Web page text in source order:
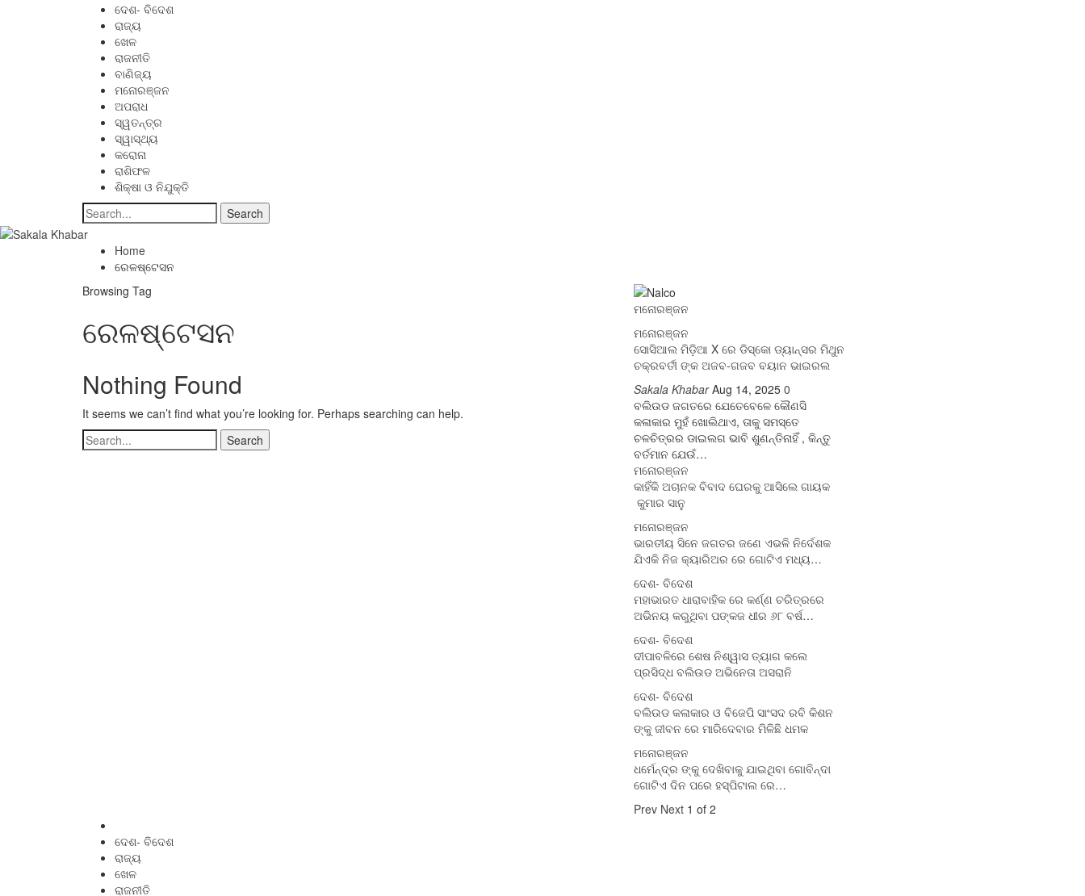
ଦେଶ- ବିଦେଶ
ରାଜ୍ୟ
ଖେଳ
ରାଜନୀତି
ବାଣିଜ୍ୟ
ମନୋରଞ୍ଜନ
ଅପରାଧ
ସ୍ୱତନ୍ତ୍ର
ସ୍ୱାସ୍ଥ୍ୟ
କରୋନା
ରାଶିଫଳ
ଶିକ୍ଷା ଓ ନିଯୁକ୍ତି
Home
ରେଳଷ୍ଟେସନ
Browsing Tag
ରେଳଷ୍ଟେସନ
Nothing Found
It seems we can’t find what you’re looking for. Perhaps searching can help.
ମନୋରଞ୍ଜନ
ମନୋରଞ୍ଜନ
ସୋସିଆଲ ମିଡ଼ିଆ X ରେ ଡିସ୍କୋ ଡ୍ୟାନ୍ସର ମିଥୁନ
ଚକ୍ରବର୍ତୀ ଙ୍କ ଅଜବ-ଗଜବ ବୟାନ ଭାଇରଲ
Sakala KhabarAug 14, 2025 0
ବଲିଉଡ ଜଗତରେ ଯେତେବେଳେ କୌଣସି
କଳାକାର ମୁହଁ ଖୋଲିଥାଏ, ତାକୁ ସମସ୍ତେ
ଚଳଚିତ୍ରର ଡାଇଲଗ ଭାବି ଶୁଣନ୍ତିନାହିଁ , କିନ୍ତୁ
ବର୍ତମାନ ଯେଉଁ…
ମନୋରଞ୍ଜନ
କାହିଁକି ଅଚାନକ ବିବାଦ ଘେରକୁ ଆସିଲେ ଗାୟକ
କୁମାର ସାନୁ
ମନୋରଞ୍ଜନ
ଭାରତୀୟ ସିନେ ଜଗତର ଜଣେ ଏଭଳି ନିର୍ଦେଶକ
ଯିଏକି ନିଜ କ୍ୟାରିଅର ରେ ଗୋଟିଏ ମଧ୍ୟ…
ଦେଶ- ବିଦେଶ
ମହାଭାରତ ଧାରାବାହିକ ରେ କର୍ଣ୍ଣ ଚରିତ୍ରରେ
ଅଭିନୟ କରୁଥିବା ପଙ୍କଜ ଧୀର ୬୮ ବର୍ଷ…
ଦେଶ- ବିଦେଶ
ଦୀପାବଳିରେ ଶେଷ ନିଶ୍ୱାସ ତ୍ୟାଗ କଲେ
ପ୍ରସିଦ୍ଧ ବଲିଉଡ ଅଭିନେତା ଅସରାନି
ଦେଶ- ବିଦେଶ
ବଲିଉଡ କଳାକାର ଓ ବିଜେପି ସାଂସଦ ରବି କିଶନ
ଙ୍କୁ ଜୀବନ ରେ ମାରିଦେବାର ମିଳିଛି ଧମକ
ମନୋରଞ୍ଜନ
ଧର୍ମେନ୍ଦ୍ର ଙ୍କୁ ଦେଖିବାକୁ ଯାଇଥିବା ଗୋବିନ୍ଦା
ଗୋଟିଏ ଦିନ ପରେ ହସ୍ପିଟାଲ ରେ…
Prev Next 1 of 2
ଦେଶ- ବିଦେଶ
ରାଜ୍ୟ
ଖେଳ
ରାଜନୀତି